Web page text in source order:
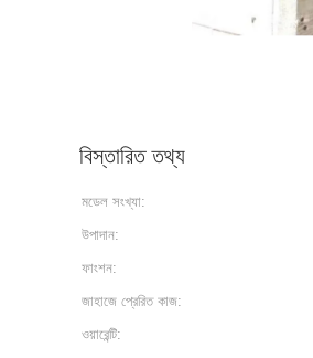
বিস্তারিত তথ্য
মডেল সংখ্যা:
উপাদান:
ফাংশন:
জাহাজে প্রেরিত কাজ:
ওয়ারেন্টি: